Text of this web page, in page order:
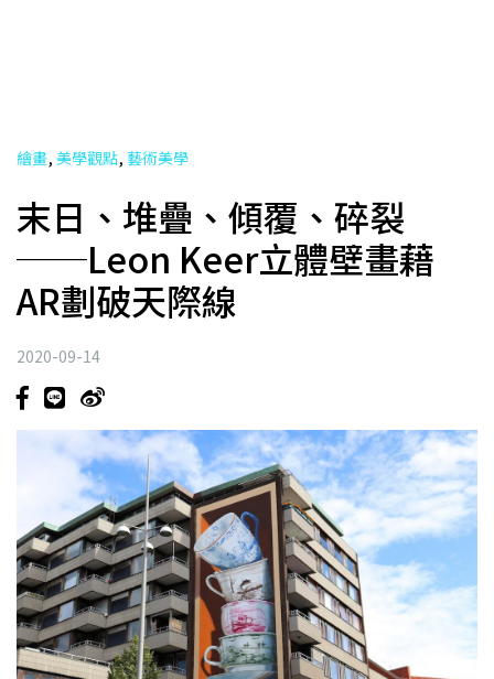
繪畫, 美學觀點, 藝術美學
末日、堆疊、傾覆、碎裂
──Leon Keer立體壁畫藉
AR劃破天際線
2020-09-14